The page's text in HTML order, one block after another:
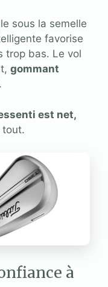
sous la semelle
favorise
trop bas. Le vol
gommant
.
est net,
tout.
à